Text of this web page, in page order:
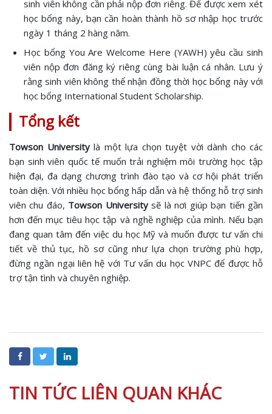
sinh viên không cần phải nộp đơn riêng. Để được xem xét
học bổng này, bạn cần hoàn thành hồ sơ nhập học trước
ngày 1 tháng 2 hàng năm.
Học bổng You Are Welcome Here (YAWH) yêu cầu sinh
viên nộp đơn đăng ký riêng cùng bài luận cá nhân. Lưu ý
rằng sinh viên không thể nhận đồng thời học bổng này với
học bổng International Student Scholarship.
Tổng kết
Towson Universitylà một lựa chọn tuyệt vời dành cho các
bạn sinh viên quốc tế muốn trải nghiệm môi trường học tập
hiện đại, đa dạng chương trình đào tạo và cơ hội phát triển
toàn diện. Với nhiều học bổng hấp dẫn và hệ thống hỗ trợ sinh
viên chu đáo, Towson Universitysẽ là nơi giúp bạn tiến gần
hơn đến mục tiêu học tập và nghề nghiệp của mình. Nếu bạn
đang quan tâm đến việc du học Mỹ và muốn được tư vấn chi
tiết về thủ tục, hồ sơ cũng như lựa chọn trường phù hợp,
đừng ngần ngại liên hệ với Tư vấn du học VNPC để được hỗ
trợ tận tình và chuyên nghiệp.
TIN TỨC LIÊN QUAN KHÁC